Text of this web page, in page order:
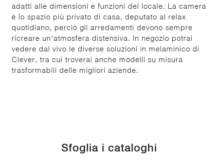
adatti alle dimensioni e funzioni del locale. La camera
è lo spazio più privato di casa, deputato al relax
quotidiano, perciò gli arredamenti devono sempre
ricreare un'atmosfera distensiva. In negozio potrai
vedere dal vivo le diverse soluzioni in melaminico di
Clever, tra cui troverai anche modelli su misura
trasformabili delle migliori aziende.
Sfoglia i cataloghi